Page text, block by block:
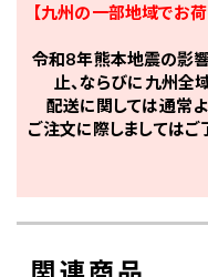
【九州の一部地域でお
令和8年熊本地震の影
止、ならびに九州全
配送に関しては通常よ
ご注文に際しましてはご